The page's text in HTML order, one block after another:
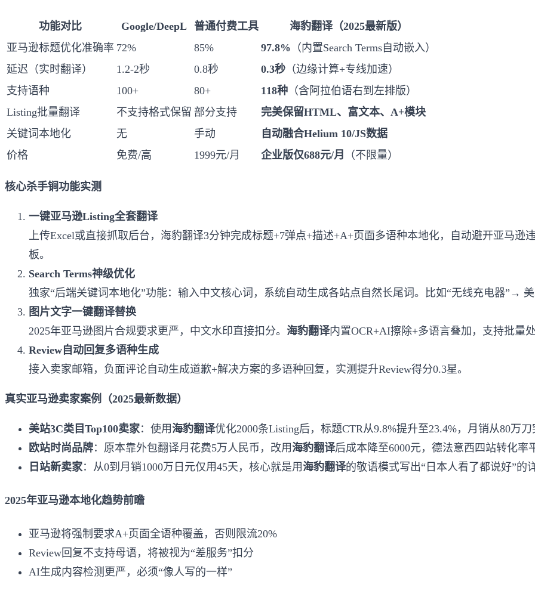
功能对比 Google/DeepL 普通付费工具
海豹翻译（2025最新版）
亚马逊标题优化准确率 72% 85% 97.8% （内置Search Terms自动嵌入）
延迟（实时翻译）
1.2-2秒 0.8秒 0.3秒 （边缘计算+专线加速）
支持语种
100+ 80+ 118种 （含阿拉伯语右到左排版）
Listing批量翻译
不支持格式保留 部分支持
完美保留HTML、富文本、A+模块
关键词本地化
无 手动
自动融合Helium 10/JS数据
价格
免费/高 1999元/月 企业版仅688元/月 （不限量）
核心杀手锏功能实测
一键亚马逊Listing全套翻译
上传Excel或直接抓取后台，海豹翻译3分钟完成标题+7弹点+描述+A+页面多语种本地化，自动避开亚马逊
板。
Search Terms神级优化
独家“后端关键词本地化”功能：输入中文核心词，系统自动生成各站点自然长尾词。比如“无线充电器”→ 美
图片文字一键翻译替换
2025年亚马逊图片合规要求更严，中文水印直接扣分。 海豹翻译内置OCR+AI擦除+多语言叠加，支持批量处
Review自动回复多语种生成
接入卖家邮箱，负面评论自动生成道歉+解决方案的多语种回复，实测提升Review得分0.3星。
真实亚马逊卖家案例（2025最新数据）
美站3C类目Top100卖家：使用海豹翻译优化2000条Listing后，标题CTR从9.8%提升至23.4%，月销从80万刀
欧站时尚品牌：原本靠外包翻译月花费5万人民币，改用海豹翻译后成本降至6000元，德法意西四站转化率
日站新卖家：从0到月销1000万日元仅用45天，核心就是用海豹翻译的敬语模式写出“日本人看了都说好”的
2025年亚马逊本地化趋势前瞻
亚马逊将强制要求A+页面全语种覆盖，否则限流20%
Review回复不支持母语，将被视为“差服务”扣分
AI生成内容检测更严，必须“像人写的一样”